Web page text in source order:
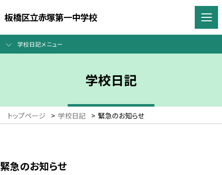
板橋区立赤塚第一中学校
学校日記メニュー
学校日記
トップページ > 学校日記 > 緊急のお知らせ
緊急のお知らせ